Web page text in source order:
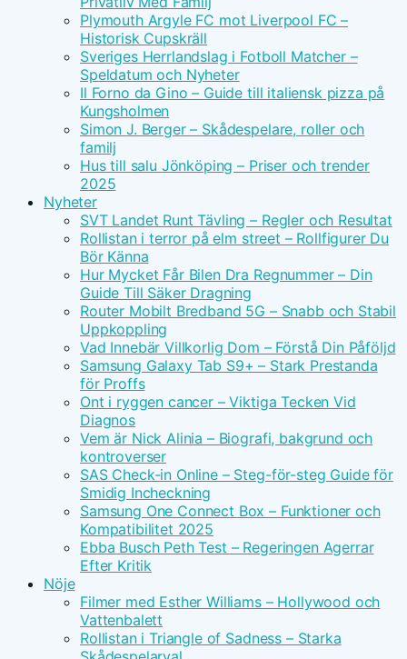
Plymouth Argyle FC mot Liverpool FC –
Historisk Cupskräll
Sveriges Herrlandslag i Fotboll Matcher –
Speldatum och Nyheter
Il Forno da Gino – Guide till italiensk pizza på
Kungsholmen
Simon J. Berger – Skådespelare, roller och
familj
Hus till salu Jönköping – Priser och trender
2025
Nyheter
SVT Landet Runt Tävling – Regler och Resultat
Rollistan i terror på elm street – Rollfigurer Du
Bör Känna
Hur Mycket Får Bilen Dra Regnummer – Din
Guide Till Säker Dragning
Router Mobilt Bredband 5G – Snabb och Stabil
Uppkoppling
Vad Innebär Villkorlig Dom – Förstå Din Påföljd
Samsung Galaxy Tab S9+ – Stark Prestanda
för Proffs
Ont i ryggen cancer – Viktiga Tecken Vid
Diagnos
Vem är Nick Alinia – Biografi, bakgrund och
kontroverser
SAS Check-in Online – Steg-för-steg Guide för
Smidig Incheckning
Samsung One Connect Box – Funktioner och
Kompatibilitet 2025
Ebba Busch Peth Test – Regeringen Agerrar
Efter Kritik
Nöje
Filmer med Esther Williams – Hollywood och
Vattenbalett
Rollistan i Triangle of Sadness – Starka